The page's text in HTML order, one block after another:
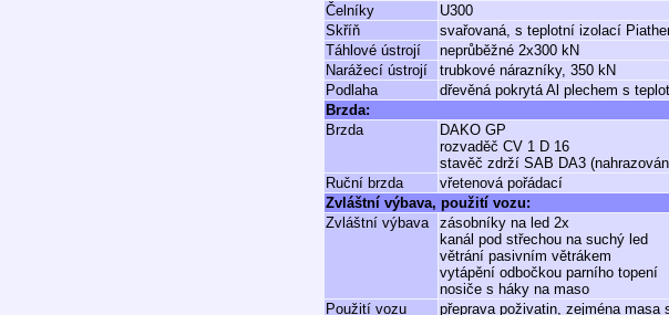
Čelníky
U300
Skříň
svařovaná, s teplotní izolací
Táhlové ústrojí
neprůběžné 2x300 kN
Narážecí ústrojí
trubkové nárazníky, 350 kN
Podlaha
dřevěná pokrytá Al plechem s
Brzda:
Brzda
DAKO GP
rozvaděč CV 1 D 16
stavěč zdrží SAB DA3
Ruční brzda
vřetenová pořádací
Zvláštní výbava, použití vozu:
Zvláštní výbava
zásobníky na led 2x
kanál pod střechou na suchý led
větrání pasivním větrákem
vytápění odbočkou parního topení
nosiče s háky na maso
Použití vozu
přeprava poživatin, zejména masa